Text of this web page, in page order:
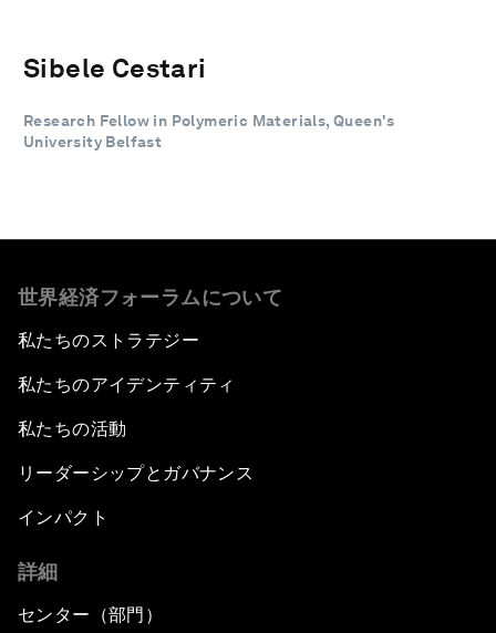
Sibele Cestari
Research Fellow in Polymeric Materials, Queen's
University Belfast
世界経済フォーラムについて
私たちのストラテジー
私たちのアイデンティティ
私たちの活動
リーダーシップとガバナンス
インパクト
詳細
センター（部門）